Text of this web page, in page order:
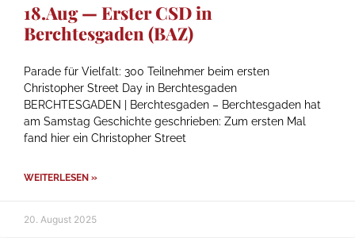
18.Aug — Erster CSD in
Berchtesgaden (BAZ)
Parade für Vielfalt: 300 Teilnehmer beim ersten
Christopher Street Day in Berchtesgaden
BERCHTESGADEN | Berchtesgaden – Berchtesgaden hat
am Samstag Geschichte geschrieben: Zum ersten Mal
fand hier ein Christopher Street
WEITERLESEN »
20. August 2025